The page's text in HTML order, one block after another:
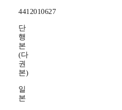
4412010627
단
행
본
(다
권
본)
일
본